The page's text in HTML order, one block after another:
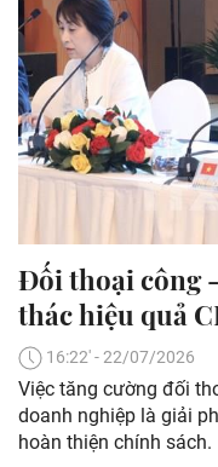
Đối thoại công
thác hiệu quả
16:22' - 22/07/2026
Việc tăng cường đối
doanh nghiệp là giải
hoàn thiện chính sách.